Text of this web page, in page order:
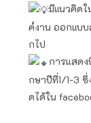
มีแนวคิดใ
ค์งาน ออกแบ
กไป
การแสด
กษา​ปี​ที่​1/1-3
ดได้ใน